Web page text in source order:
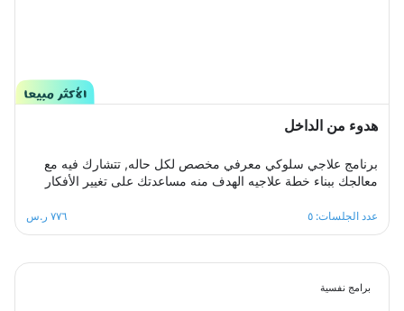
هدوء من الداخل
برنامج علاجي سلوكي معرفي مخصص لكل حاله, تتشارك فيه مع
معالجك ببناء خطة علاجيه الهدف منه مساعدتك على تغيير الأفكار
اوشك يعتريك ، معالجك سيكون الى جانبك خطوة بخطوة ليساعدك
على تخطي ازمة التوتر والقلق المفرط لتعود لك الطمأنينة
عدد الجلسات: ٥ ٧٧٦ ر.س
برامج نفسية